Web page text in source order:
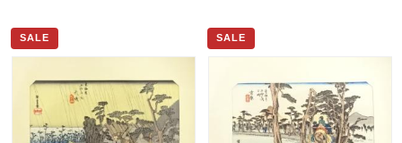
SALE SALE